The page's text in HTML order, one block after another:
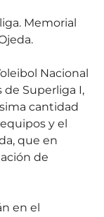
Memorial
Nacional
de Superliga I,
cantidad
y el
que en
de
en el